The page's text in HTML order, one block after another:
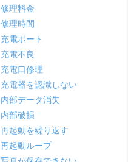
修理料金
修理時間
充電ポート
充電不良
充電口修理
充電器を認識しない
内部データ消失
内部破損
再起動を繰り返す
再起動ループ